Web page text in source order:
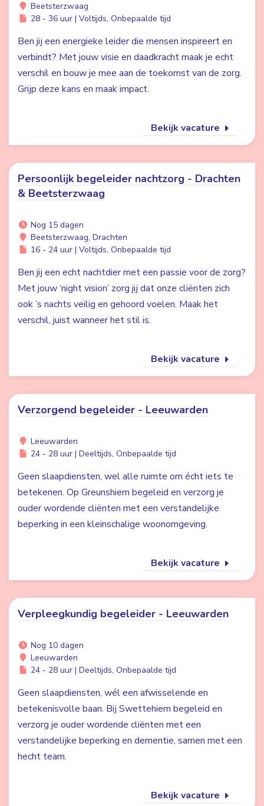
Beetsterzwaag
28 - 36 uur | Voltijds, Onbepaalde tijd
Ben jij een energieke leider die mensen inspireert en
verbindt? Met jouw visie en daadkracht maak je echt
verschil en bouw je mee aan de toekomst van de zorg.
Grijp deze kans en maak impact.
Bekijk vacature
Persoonlijk begeleider nachtzorg - Drachten
& Beetsterzwaag
Nog 15 dagen
Beetsterzwaag, Drachten
16 - 24 uur | Voltijds, Onbepaalde tijd
Ben jij een echt nachtdier met een passie voor de zorg?
Met jouw ‘night vision’ zorg jij dat onze cliënten zich
ook ’s nachts veilig en gehoord voelen. Maak het
verschil, juist wanneer het stil is.
Bekijk vacature
Verzorgend begeleider - Leeuwarden
Leeuwarden
24 - 28 uur | Deeltijds, Onbepaalde tijd
Geen slaapdiensten, wel alle ruimte om écht iets te
betekenen. Op Greunshiem begeleid en verzorg je
ouder wordende cliënten met een verstandelijke
beperking in een kleinschalige woonomgeving.
Bekijk vacature
Verpleegkundig begeleider - Leeuwarden
Nog 10 dagen
Leeuwarden
24 - 28 uur | Deeltijds, Onbepaalde tijd
Geen slaapdiensten, wél een afwisselende en
betekenisvolle baan. Bij Swettehiem begeleid en
verzorg je ouder wordende cliënten met een
verstandelijke beperking en dementie, samen met een
hecht team.
Bekijk vacature